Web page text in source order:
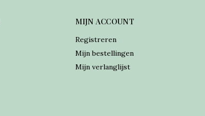
MIJN ACCOUNT
Registreren
Mijn bestellingen
Mijn verlanglijst